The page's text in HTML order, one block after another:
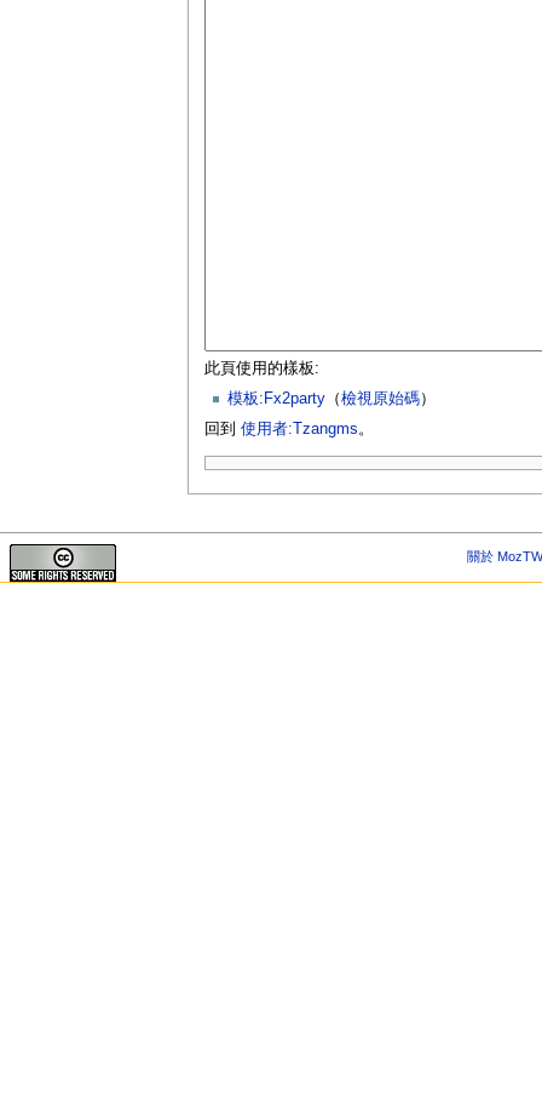
此頁使用的樣板:
模板:Fx2party（檢視原始碼）
回到 使用者:Tzangms 。
關於